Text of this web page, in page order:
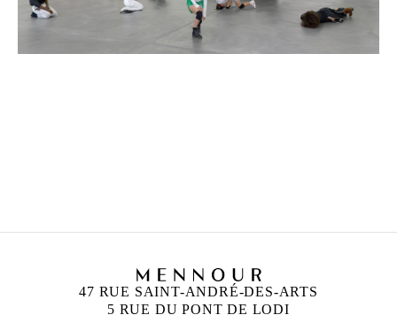
47 RUE SAINT-ANDRÉ-DES-ARTS
5 RUE DU PONT DE LODI